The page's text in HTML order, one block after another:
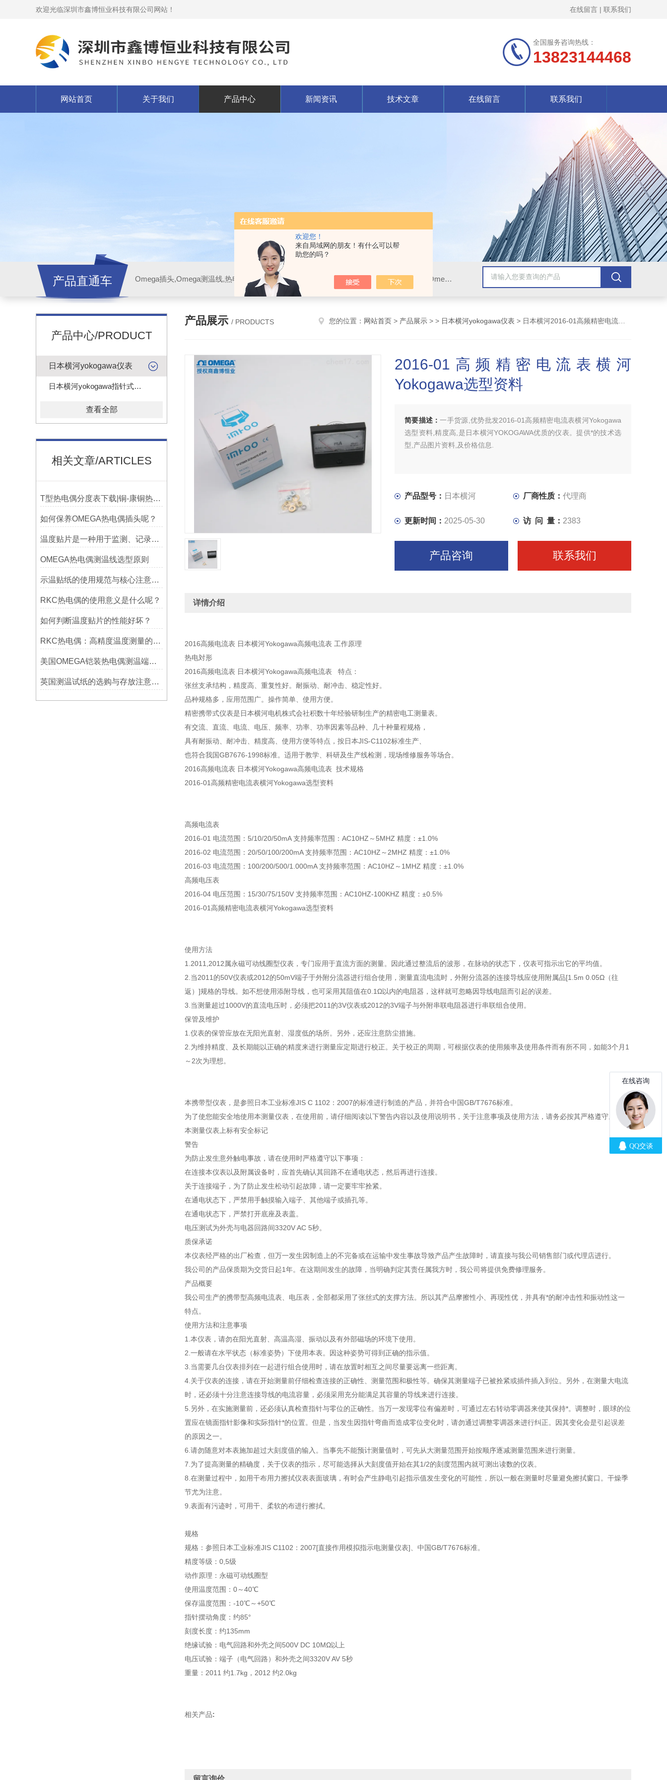
欢迎您！
来自局域网的朋友！有什么可以帮
助您的吗？
欢迎光临深圳市鑫博恒业科技有限公司网站！ 在线留言 | 联系我们
全国服务咨询热线：
13823144468
网站首页 关于我们 产品中心 新闻资讯 技术文章 在线留言 联系我们
产品直通车 Omega插头,Omega测温线,热电偶测温线,热电偶线,铠装热电偶,热电偶连接器,热电偶插头,Omega热电偶线,T型热电偶线,TMC测温纸
产品中心/PRODUCT
日本横河yokogawa仪表
日本横河yokogawa指针式电压电流表头
查看全部
相关文章/ARTICLES
T型热电偶分度表下载|铜-康铜热电偶分度表下载
如何保养OMEGA热电偶插头呢？
温度贴片是一种用于监测、记录或指示温度变化的工具
OMEGA热电偶测温线选型原则
示温贴纸的使用规范与核心注意事项解读
RKC热电偶的使用意义是什么呢？
如何判断温度贴片的性能好坏？
RKC热电偶：高精度温度测量的理想选择
美国OMEGA铠装热电偶测温端的三种接合方式
英国测温试纸的选购与存放注意事项
产品展示 / PRODUCTS 您的位置： 网站首页 > 产品展示 > > 日本横河yokogawa仪表 > 日本横河2016-01高频精密电流表横河Yokogawa选型资料
2016-01高频精密电流表横河
Yokogawa选型资料
简要描述：一手货源,优势批发2016-01高频精密电流表横河Yokogawa
选型资料,精度高,是日本横河YOKOGAWA优质的仪表。提供*的技术选
型,产品图片资料,及价格信息.
产品型号： 日本横河 厂商性质： 代理商
更新时间： 2025-05-30 访 问 量： 2383
产品咨询 联系我们
详情介绍
2016高频电流表 日本横河Yokogawa高频电流表 工作原理
热电対形
2016高频电流表 日本横河Yokogawa高频电流表 特点：
张丝支承结构，精度高、重复性好。耐振动、耐冲击、稳定性好。
品种规格多，应用范围广。操作简单、使用方便。
精密携带式仪表是日本横河电机株式会社积数十年经验研制生产的精密电工测量表。
有交流、直流、电流、电压、频率、功率、功率因素等品种、几十种量程规格，
具有耐振动、耐冲击、精度高、使用方便等特点，按日本JIS-C1102标准生产、
也符合我国GB7676-1998标准。适用于教学、科研及生产线检测，现场维修服务等场合。
2016高频电流表 日本横河Yokogawa高频电流表 技术规格
2016-01高频精密电流表横河Yokogawa选型资料
高频电流表
2016-01 电流范围：5/10/20/50mA 支持频率范围：AC10HZ～5MHZ 精度：±1.0%
2016-02 电流范围：20/50/100/200mA 支持频率范围：AC10HZ～2MHZ 精度：±1.0%
2016-03 电流范围：100/200/500/1.000mA 支持频率范围：AC10HZ～1MHZ 精度：±1.0%
高频电压表
2016-04 电压范围：15/30/75/150V 支持频率范围：AC10HZ-100KHZ 精度：±0.5%
2016-01高频精密电流表横河Yokogawa选型资料
使用方法
1.2011,2012属永磁可动线圈型仪表，专门应用于直流方面的测量。因此通过整流后的波形，在脉动的状态下，仪表可指示出它的平均值。
2.当2011的50V仪表或2012的50mV端子于外附分流器进行组合使用，测量直流电流时，外附分流器的连接导线应使用附属品[1.5m 0.05Ω（往
返）]规格的导线。如不想使用添附导线，也可采用其阻值在0.1Ω以内的电阻器，这样就可忽略因导线电阻而引起的误差。
3.当测量超过1000V的直流电压时，必须把2011的3V仪表或2012的3V端子与外附串联电阻器进行串联组合使用。
保管及维护
1.仪表的保管应放在无阳光直射、湿度低的场所。另外，还应注意防尘措施。
2.为维持精度、及长期能以正确的精度来进行测量应定期进行校正。关于校正的周期，可根据仪表的使用频率及使用条件而有所不同，如能3个月1
～2次为理想。
本携带型仪表，是参照日本工业标准JIS C 1102：2007的标准进行制造的产品，并符合中国GB/T7676标准。
为了使您能安全地使用本测量仪表，在使用前，请仔细阅读以下警告内容以及使用说明书，关于注意事项及使用方法，请务必按其严格遵守。
本测量仪表上标有安全标记
警告
为防止发生意外触电事故，请在使用时严格遵守以下事项：
在连接本仪表以及附属设备时，应首先确认其回路不在通电状态，然后再进行连接。
关于连接端子，为了防止发生松动引起故障，请一定要牢牢拴紧。
在通电状态下，严禁用手触摸输入端子、其他端子或插孔等。
在通电状态下，严禁打开底座及表盖。
电压测试为外壳与电器回路间3320V AC 5秒。
质保承诺
本仪表经严格的出厂检查，但万一发生因制造上的不完备或在运输中发生事故导致产品产生故障时，请直接与我公司销售部门或代理店进行。
我公司的产品保质期为交货日起1年。在这期间发生的故障，当明确判定其责任属我方时，我公司将提供免费修理服务。
产品概要
我公司生产的携带型高频电流表、电压表，全部都采用了张丝式的支撑方法。所以其产品摩擦性小、再现性优，并具有*的耐冲击性和振动性这一
特点。
使用方法和注意事项
1.本仪表，请勿在阳光直射、高温高湿、振动以及有外部磁场的环境下使用。
2.一般请在水平状态（标准姿势）下使用本表。因这种姿势可得到正确的指示值。
3.当需要几台仪表排列在一起进行组合使用时，请在放置时相互之间尽量要远离一些距离。
4.关于仪表的连接，请在开始测量前仔细检查连接的正确性、测量范围和极性等。确保其测量端子已被拴紧或插件插入到位。另外，在测量大电流
时，还必须十分注意连接导线的电流容量，必须采用充分能满足其容量的导线来进行连接。
5.另外，在实施测量前，还必须认真检查指针与零位的正确性。当万一发现零位有偏差时，可通过左右转动零调器来使其保持*。调整时，眼球的位
置应在镜面指针影像和实际指针*的位置。但是，当发生因指针弯曲而造成零位变化时，请勿通过调整零调器来进行纠正。因其变化会是引起误差
的原因之一。
6.请勿随意对本表施加超过大刻度值的输入。当事先不能预计测量值时，可先从大测量范围开始按顺序逐减测量范围来进行测量。
7.为了提高测量的精确度，关于仪表的指示，尽可能选择从大刻度值开始在其1/2的刻度范围内就可测出读数的仪表。
8.在测量过程中，如用干布用力擦拭仪表表面玻璃，有时会产生静电引起指示值发生变化的可能性，所以一般在测量时尽量避免擦拭窗口。干燥季
节尤为注意。
9.表面有污迹时，可用干、柔软的布进行擦拭。
规格
规格：参照日本工业标准JIS C1102：2007[直接作用模拟指示电测量仪表]、中国GB/T7676标准。
精度等级：0,5级
动作原理：永磁可动线圈型
使用温度范围：0～40℃
保存温度范围：-10℃～+50℃
指针摆动角度：约85°
刻度长度：约135mm
绝缘试验：电气回路和外壳之间500V DC 10MΩ以上
电压试验：端子（电气回路）和外壳之间3320V AV 5秒
重量：2011 约1.7kg，2012 约2.0kg
相关产品: